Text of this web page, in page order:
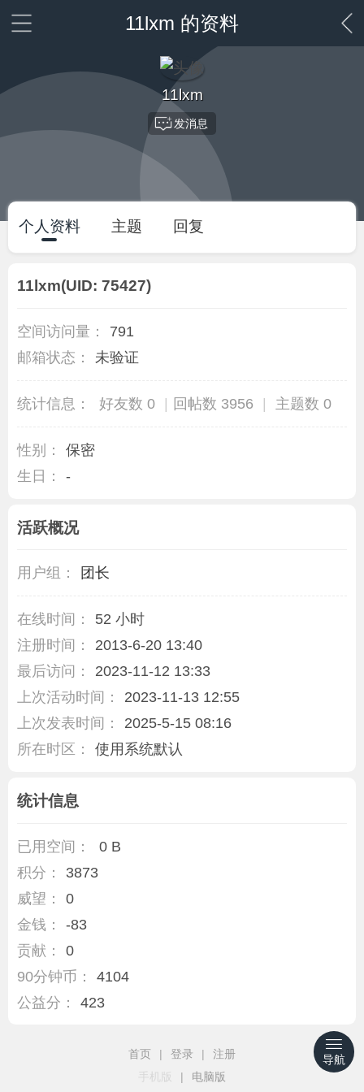
11lxm 的资料
11lxm
发消息
个人资料 主题 回复
11lxm(UID: 75427)
空间访问量：
791
邮箱状态：
未验证
统计信息： 好友数 0 | 回帖数 3956 | 主题数 0
性别：
保密
生日：
-
活跃概况
用户组： 团长
在线时间：
52 小时
注册时间：
2013-6-20 13:40
最后访问：
2023-11-12 13:33
上次活动时间：
2023-11-13 12:55
上次发表时间：
2025-5-15 08:16
所在时区：
使用系统默认
统计信息
已用空间：
0 B
积分：
3873
威望：
0
金钱：
-83
贡献：
0
90分钟币：
4104
公益分：
423
首页 | 登录 |
注册
手机版
| 电脑版
导航